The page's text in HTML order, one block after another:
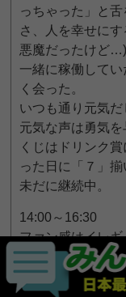
っちゃった」と
さ、人を幸せに
悪魔だったけど…)
一緒に稼働して
く会った。
いつも通り元気
元気な声は勇気を
くじはドリンク
った日に「７」
未だに継続中。
14:00～16:30
ファン感はイレ
働時間もマチマチ
但し普段は勤務